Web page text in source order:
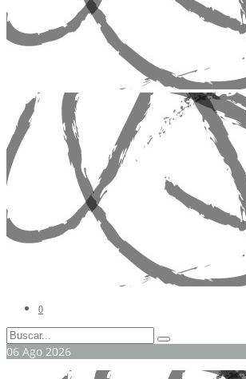
0
06 Ago 2026